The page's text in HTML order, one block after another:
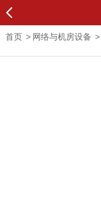
首页 > 网络与机房设备 >